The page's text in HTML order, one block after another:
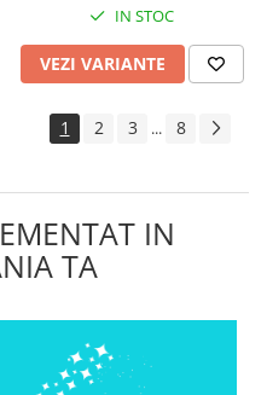
IN STOC
VEZI VARIANTE
1 2 3 ... 8
IN
TA